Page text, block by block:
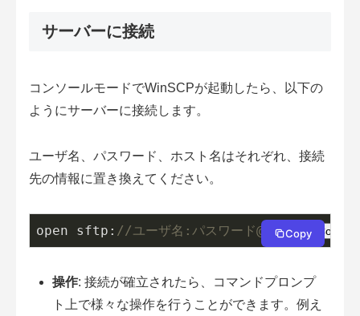
サーバーに接続
コンソールモードでWinSCPが起動したら、以下の
ようにサーバーに接続します。
ユーザ名、パスワード、ホスト名はそれぞれ、接続
先の情報に置き換えてください。
open sftp: //ユーザ名:パスワード@ホスト名 Copy
Copy
操作: 接続が確立されたら、コマンドプロンプ
ト上で様々な操作を行うことができます。例え